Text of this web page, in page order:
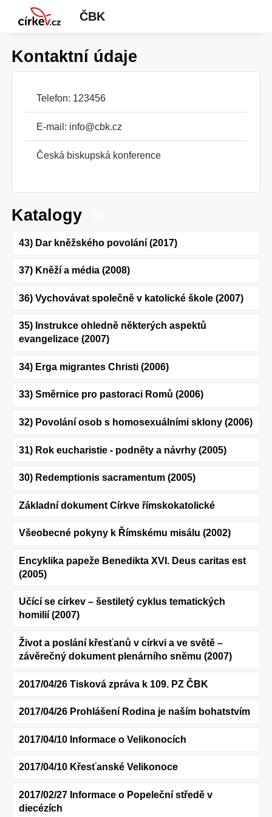
ČBK
Kontaktní údaje
Telefon: 123456
E-mail: info@cbk.cz
Česká biskupská konference
Katalogy
43) Dar kněžského povolání (2017)
37) Kněží a média (2008)
36) Vychovávat společně v katolické škole (2007)
35) Instrukce ohledně některých aspektů
evangelizace (2007)
34) Erga migrantes Christi (2006)
33) Směrnice pro pastoraci Romů (2006)
32) Povolání osob s homosexuálními sklony (2006)
31) Rok eucharistie - podněty a návrhy (2005)
30) Redemptionis sacramentum (2005)
Základní dokument Církve římskokatolické
Všeobecné pokyny k Římskému misálu (2002)
Encyklika papeže Benedikta XVI. Deus caritas est
(2005)
Učící se církev – šestiletý cyklus tematických
homilií (2007)
Život a poslání křesťanů v církvi a ve světě –
závěrečný dokument plenárního sněmu (2007)
2017/04/26 Tisková zpráva k 109. PZ ČBK
2017/04/26 Prohlášení Rodina je naším bohatstvím
2017/04/10 Informace o Velikonocích
2017/04/10 Křesťanské Velikonoce
2017/02/27 Informace o Popeleční středě v
diecézích